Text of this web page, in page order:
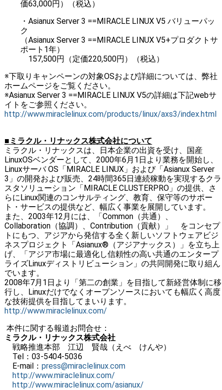
価63,000円）（税込）
・Asianux Server 3 ==MIRACLE LINUX V5 バリューパッ
ク
（Asianux Server 3 ==MIRACLE LINUX V5+プロダクトサ
ポート1年）
157,500円（定価220,500円）（税込）
※下取りキャンペーンの対象OSおよび詳細については、弊社
ホームページをご覧ください。
※Asianux Server 3 ==MIRACLE LINUX V5の詳細は下記webサ
イトをご参照ください。
http://www.miraclelinux.com/products/linux/axs3/index.html
■ミラクル・リナックス株式会社について
ミラクル・リナックスは、日本企業の出資を受け、国産
LinuxOSベンダーとして、2000年6月1日より業務を開始し、
Linuxサーバ OS「MIRACLE LINUX」および「Asianux Server
3」の開発および販売、24時間365日連続稼動を実現するクラ
スタソリューション「MIRACLE CLUSTERPRO」の提供、さ
らにLinux関連のコンサルティング、教育、保守等のサポー
ト・サービスの提供など、幅広く事業を展開しています。
また、2003年12月には、「Common（共通）、
Collaboration（協調）、Contribution（貢献）」 をコンセプ
トにもつ、アジアから発信する全く新しいソフトウェアビジ
ネスプロジェクト「Asianux®（アジアナックス）」を立ち上
げ、「アジア市場に最適化し信頼性の高い共通のエンタープ
ライズLinuxディストリビューション」の共同開発に取り組ん
でいます。
2008年7月1日より「第二の創業」を目指して新経営体制に移
行し、Linuxだけでなくオープンソースにおいても幅広く高度
な技術提供を目指してまいります。
http://www.miraclelinux.com/
本件に関する報道お問合せ：
ミラクル・リナックス株式会社
戦略推進本部 江辺 賢哉（えべ けんや）
Tel：03-5404-5036
E-mail： press@miraclelinux.com
http://www.miraclelinux.com/
http://www.miraclelinux.com/asianux/